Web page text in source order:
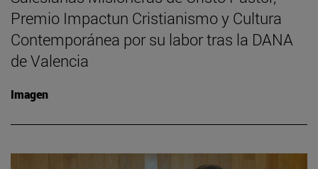
Premio Impactun Cristianismo y Cultura
Contemporánea por su labor tras la DANA
de Valencia
Imagen